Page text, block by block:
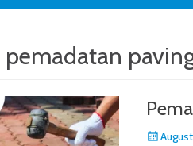
pemadatan
Posted